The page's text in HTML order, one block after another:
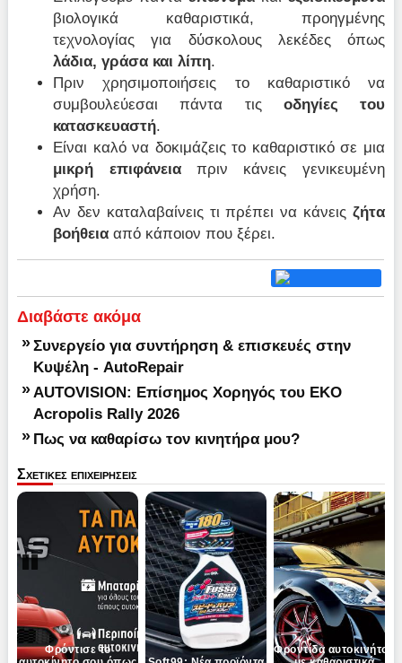
βιολογικά καθαριστικά, προηγμένης
τεχνολογίας για δύσκολους λεκέδες όπως
λάδια, γράσα και λίπη.
Πριν χρησιμοποιήσεις το καθαριστικό να
συμβουλεύεσαι πάντα τις οδηγίες του
κατασκευαστή.
Είναι καλό να δοκιμάζεις το καθαριστικό σε μια
μικρή επιφάνειαπριν κάνεις γενικευμένη
χρήση.
Αν δεν καταλαβαίνεις τι πρέπει να κάνεις ζήτα
βοήθεια από κάποιον που ξέρει.
Διαβάστε ακόμα
» Συνεργείο για συντήρηση & επισκευές στην
Κυψέλη - AutoRepair
» AUTOVISION: Επίσημος Χορηγός του EKO
Acropolis Rally 2026
» Πως να καθαρίσω τον κινητήρα μου?
Σχετικες επιχειρησεις
Φρόντισε το
Φροντίδα αυτοκινήτου
Next